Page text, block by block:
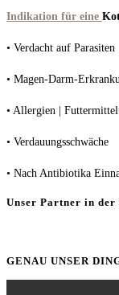
Indikation für eine
• Verdacht auf
• Magen-Darm-
• Allergien |
• Verdauungsschwäche
• Nach Antibiotika
Unser Partner in der
GENAU UNSER